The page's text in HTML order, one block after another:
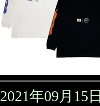
2021年09月15日